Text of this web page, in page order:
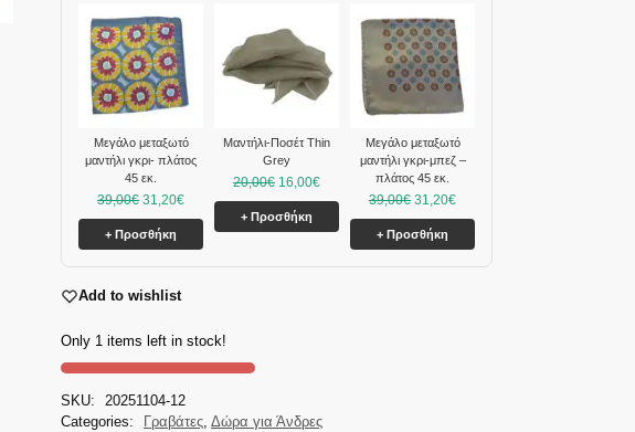
Μεγάλο μεταξωτό
μαντήλι γκρι- πλάτος
45 εκ.
39,00€ 31,20€
+ Προσθήκη
Μαντήλι-Ποσέτ Thin
Grey
20,00€ 16,00€
+ Προσθήκη
Μεγάλο μεταξωτό
μαντήλι γκρι-μπεζ –
πλάτος 45 εκ.
39,00€ 31,20€
+ Προσθήκη
Add to wishlist
Only 1 items left in stock!
SKU:
20251104-12
Categories:
Γραβάτες ,Δώρα για Άνδρες